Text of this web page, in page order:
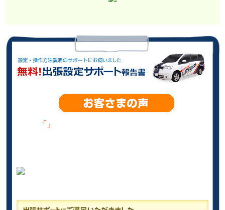
「」